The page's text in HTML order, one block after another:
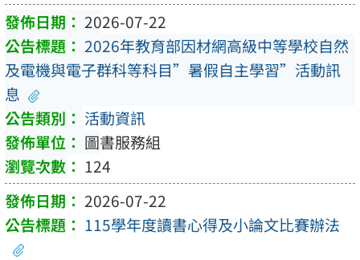
2026-07-22
2026年教育部因材網高級中等學校自然
及電機與電子群科等科目”暑假自主學習”活動訊
息
活動資訊
圖書服務組
124
2026-07-22
115學年度讀書心得及小論文比賽辦法